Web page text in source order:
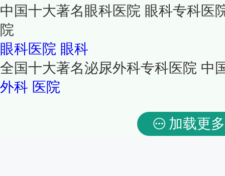
中国十大著名眼科医院 眼科专科医
院
眼科医院 眼科
全国十大著名泌尿外科专科医院 中
外科 医院
加载更多